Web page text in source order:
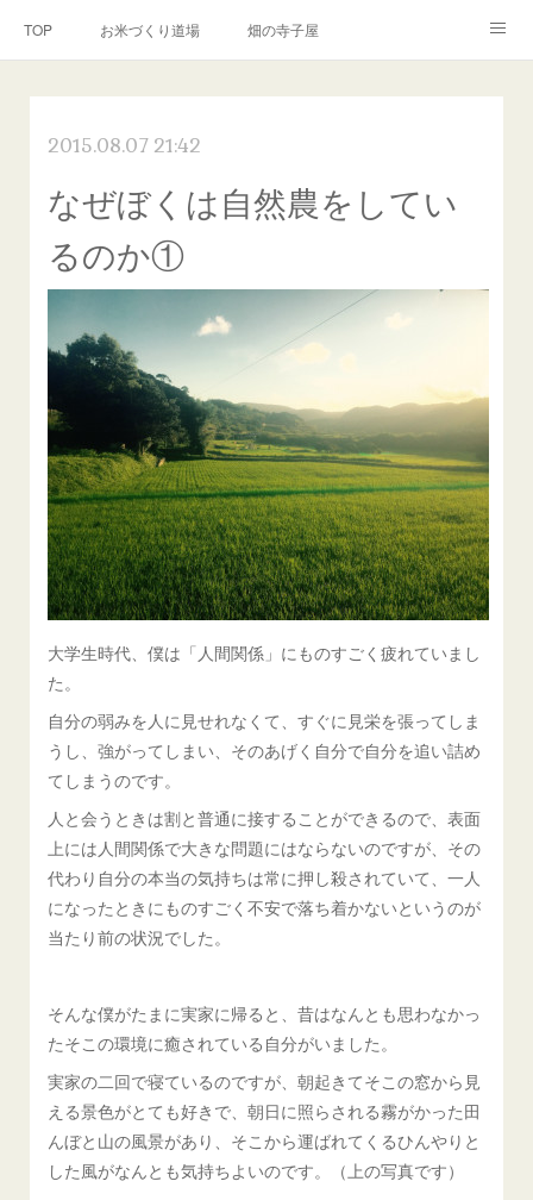
TOP お米づくり道場 畑の寺子屋
お問い合わせ リンク(SNS)
2015.08.07 21:42
なぜぼくは自然農をしてい
るのか①
大学生時代、僕は「人間関係」にものすごく疲れていまし
た。
自分の弱みを人に見せれなくて、すぐに見栄を張ってしま
うし、強がってしまい、そのあげく自分で自分を追い詰め
てしまうのです。
人と会うときは割と普通に接することができるので、表面
上には人間関係で大きな問題にはならないのですが、その
代わり自分の本当の気持ちは常に押し殺されていて、一人
になったときにものすごく不安で落ち着かないというのが
当たり前の状況でした。
そんな僕がたまに実家に帰ると、昔はなんとも思わなかっ
たそこの環境に癒されている自分がいました。
実家の二回で寝ているのですが、朝起きてそこの窓から見
える景色がとても好きで、朝日に照らされる霧がかった田
んぼと山の風景があり、そこから運ばれてくるひんやりと
した風がなんとも気持ちよいのです。（上の写真です）